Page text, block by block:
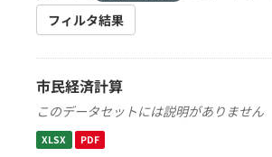
フィルタ結果
市民経済計算
このデータセットには説明がありません
XLSX PDF